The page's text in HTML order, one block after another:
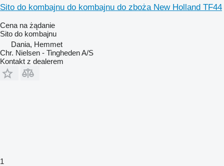
Sito do kombajnu do kombajnu do zboża New Holland TF44
Cena na żądanie
Sito do kombajnu
Dania, Hemmet
Chr. Nielsen - Tingheden A/S
Kontakt z dealerem
1